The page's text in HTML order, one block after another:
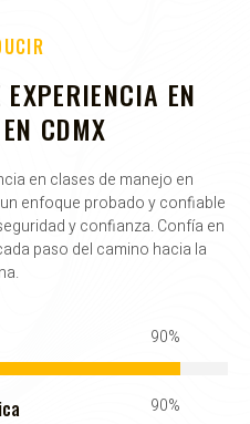
EN
CDMX
en clases de manejo en
enfoque probado y confiable
y confianza. Confía en
paso del camino hacia la